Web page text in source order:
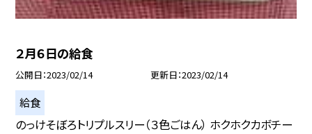
２月６日の給食
公開日 2023/02/14 更新日 2023/02/14
給食
のっけそぼろトリプルスリー（３色ごはん） ホクホクカボチー